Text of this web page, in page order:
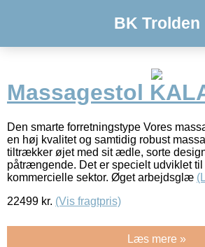
BK Trolden
Massagestol
Den smarte forretningstype Vores
en høj kvalitet og samtidig robust
tiltrækker øjet med sit ædle, sorte
påtrængende. Det er specielt udviklet til
kommercielle sektor. Øget arbejdsglæ
22499 kr. (Vis fragtpris)
Læs mere »